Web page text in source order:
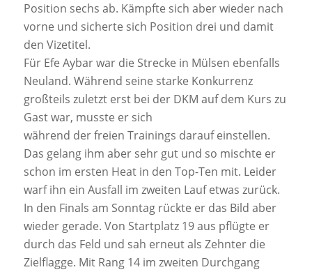
Position sechs ab. Kämpfte sich aber wieder nach
vorne und sicherte sich Position drei und damit
den Vizetitel.
Für Efe Aybar war die Strecke in Mülsen ebenfalls
Neuland. Während seine starke Konkurrenz
großteils zuletzt erst bei der DKM auf dem Kurs zu
Gast war, musste er sich
während der freien Trainings darauf einstellen.
Das gelang ihm aber sehr gut und so mischte er
schon im ersten Heat in den Top-Ten mit. Leider
warf ihn ein Ausfall im zweiten Lauf etwas zurück.
In den Finals am Sonntag rückte er das Bild aber
wieder gerade. Von Startplatz 19 aus pflügte er
durch das Feld und sah erneut als Zehnter die
Zielflagge. Mit Rang 14 im zweiten Durchgang